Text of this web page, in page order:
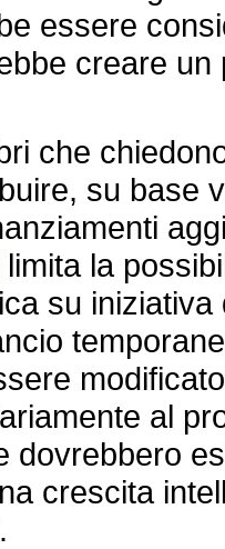
essere
creare
che
su base
limita la
su
al
dovrebbero
crescita